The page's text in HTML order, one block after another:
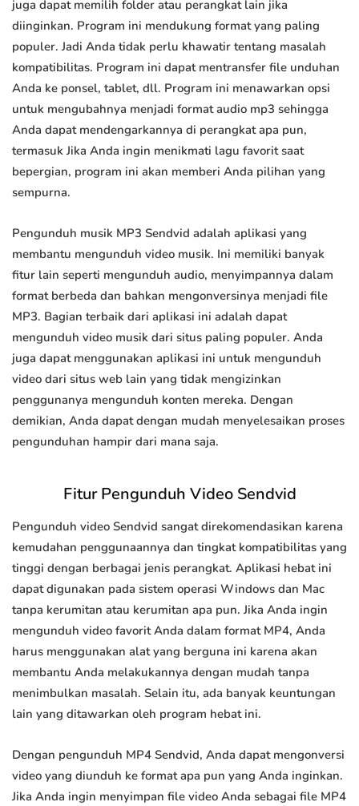
juga dapat memilih folder atau perangkat lain jika
diinginkan. Program ini mendukung format yang paling
populer. Jadi Anda tidak perlu khawatir tentang masalah
kompatibilitas. Program ini dapat mentransfer file unduhan
Anda ke ponsel, tablet, dll. Program ini menawarkan opsi
untuk mengubahnya menjadi format audio mp3 sehingga
Anda dapat mendengarkannya di perangkat apa pun,
termasuk Jika Anda ingin menikmati lagu favorit saat
bepergian, program ini akan memberi Anda pilihan yang
sempurna.
Pengunduh musik MP3 Sendvid adalah aplikasi yang
membantu mengunduh video musik. Ini memiliki banyak
fitur lain seperti mengunduh audio, menyimpannya dalam
format berbeda dan bahkan mengonversinya menjadi file
MP3. Bagian terbaik dari aplikasi ini adalah dapat
mengunduh video musik dari situs paling populer. Anda
juga dapat menggunakan aplikasi ini untuk mengunduh
video dari situs web lain yang tidak mengizinkan
penggunanya mengunduh konten mereka. Dengan
demikian, Anda dapat dengan mudah menyelesaikan proses
pengunduhan hampir dari mana saja.
Fitur Pengunduh Video Sendvid
Pengunduh video Sendvid sangat direkomendasikan karena
kemudahan penggunaannya dan tingkat kompatibilitas yang
tinggi dengan berbagai jenis perangkat. Aplikasi hebat ini
dapat digunakan pada sistem operasi Windows dan Mac
tanpa kerumitan atau kerumitan apa pun. Jika Anda ingin
mengunduh video favorit Anda dalam format MP4, Anda
harus menggunakan alat yang berguna ini karena akan
membantu Anda melakukannya dengan mudah tanpa
menimbulkan masalah. Selain itu, ada banyak keuntungan
lain yang ditawarkan oleh program hebat ini.
Dengan pengunduh MP4 Sendvid, Anda dapat mengonversi
video yang diunduh ke format apa pun yang Anda inginkan.
Jika Anda ingin menyimpan file video Anda sebagai file MP4